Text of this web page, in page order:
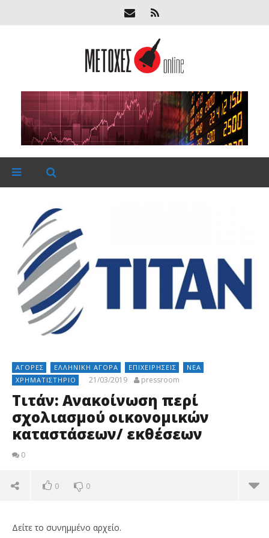
ΑΓΟΡΈΣ ΕΛΛΗΝΙΚΉ ΑΓΟΡΆ ΕΠΙΧΕΙΡΉΣΕΙΣ
ΝΈΑ
ΧΡΗΜΑΤΙΣΤΉΡΙΟ
21/03/2019 pressroom
Τιτάν: Ανακοίνωση περί
σχολιασμού οικονομικών
καταστάσεων/ εκθέσεων
0
0 0
Δείτε το συνημμένο αρχείο.